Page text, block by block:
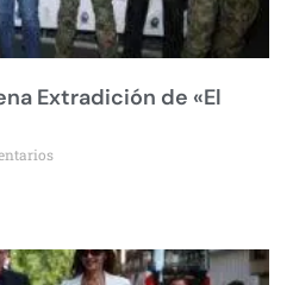
Extradición de «El